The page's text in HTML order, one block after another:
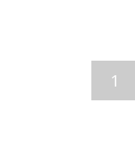
MOANA